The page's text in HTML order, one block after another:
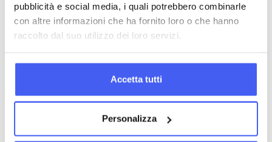
pubblicità e social media, i quali potrebbero combinarle
con altre informazioni che ha fornito loro o che hanno
raccolto dal suo utilizzo dei loro servizi.
Accetta tutti
Personalizza